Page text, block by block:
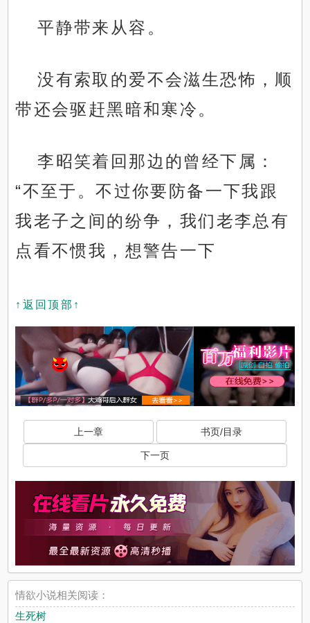
平静带来从容。
没有索取的爱不会滋生恐怖，顺
带还会驱赶黑暗和寒冷。
李昭笑着回那边的曾经下属：
“不至于。不过你要防备一下我跟
我老子之间的纷争，我们老李总有
点看不惯我，想警告一下
↑返回顶部↑
上一章 书页/目录
下一页
情欲小说相关阅读：
生死树